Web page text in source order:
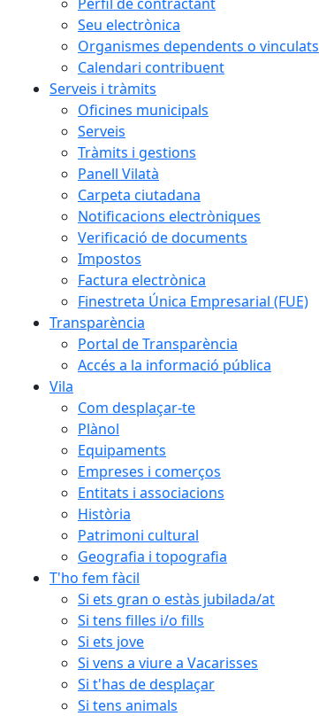
Seu electrònica
Organismes dependents o vinculats
Calendari contribuent
Serveis i tràmits
Oficines municipals
Serveis
Tràmits i gestions
Panell Vilatà
Carpeta ciutadana
Notificacions electròniques
Verificació de documents
Impostos
Factura electrònica
Finestreta Única Empresarial (FUE)
Transparència
Portal de Transparència
Accés a la informació pública
Vila
Com desplaçar-te
Plànol
Equipaments
Empreses i comerços
Entitats i associacions
Història
Patrimoni cultural
Geografia i topografia
T'ho fem fàcil
Si ets gran o estàs jubilada/at
Si tens filles i/o fills
Si ets jove
Si vens a viure a Vacarisses
Si t'has de desplaçar
Si tens animals